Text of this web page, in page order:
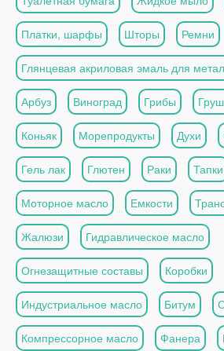
Платки, шарфы Шторы Ремни
Глянцевая акриловая эмаль для
Арбуз Виноград Грибы
Коньяк Морепродукты Духи
Гель лак Глютен Раки Тапки
Моторное масло Емкости
Жалюзи Гидравлическое масло
Огнезащитные составы Коробки
Индустриальное масло Битум
Компрессорное масло Фанера